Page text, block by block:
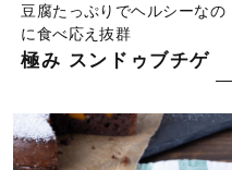
豆腐たっぷりでヘルシーなの
に食べ応え抜群
極み スンドゥブチゲ